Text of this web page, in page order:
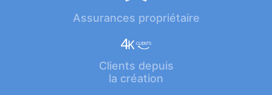
Assurances propriétaire
Clients depuis
la création